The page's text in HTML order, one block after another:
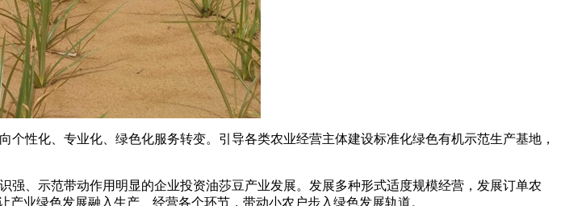
化、专业化、绿色化服务转变。引导各类农业经营主体建设标准化绿色有机示范生产基地，
、示范带动作用明显的企业投资油莎豆产业发展。发展多种形式适度规模经营，发展订单农
业绿色发展融入生产、经营各个环节，带动小农户步入绿色发展轨道。